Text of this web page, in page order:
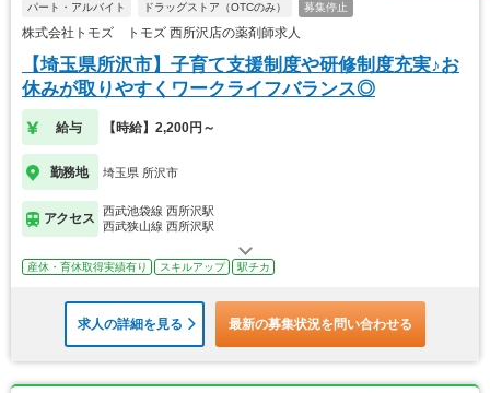
パート・アルバイト ドラッグストア（OTCのみ） 募集停止
株式会社トモズ トモズ 西所沢店の薬剤師求人
【埼玉県所沢市】子育て支援制度や研修制度充実♪お
休みが取りやすくワークライフバランス◎
給与 【時給】2,200円～
勤務地 埼玉県 所沢市
アクセス
西武池袋線 西所沢駅
西武狭山線 西所沢駅
産休・育休取得実績有り スキルアップ 駅チカ
求人の詳細を見る 最新の募集状況を問い合わせる